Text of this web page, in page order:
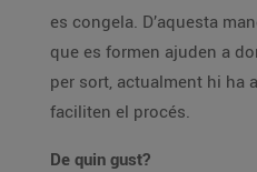
es congela. D’aquesta
que es formen ajuden a
per sort, actualment hi ha
faciliten el procés.
De quin gust?